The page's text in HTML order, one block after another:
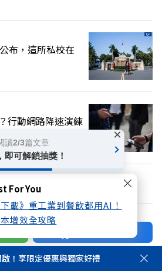
For You
載》重工業到餐飲都用AI！
增效全攻略
布，這所私校在
行動網路降速演練
離島為何不用？
換個主題看看
！享限定優惠與獨家好禮
讀2/3篇文章
即可解鎖抽獎！
×